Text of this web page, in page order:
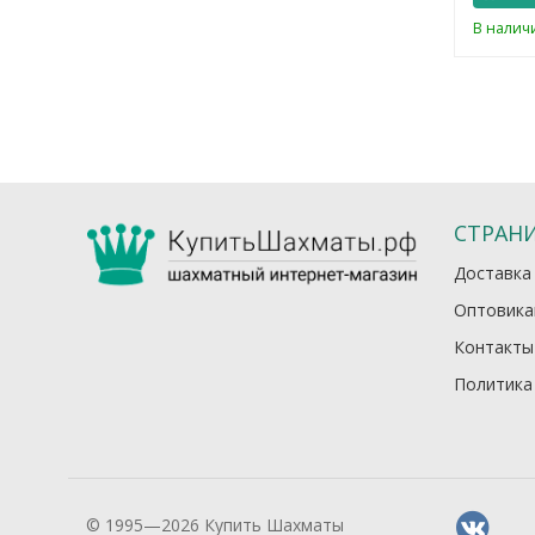
В
Контакты
© 1995—2026 Купить Шахматы